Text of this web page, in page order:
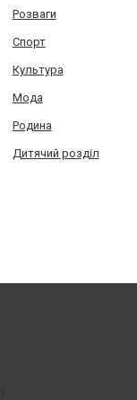
Розваги
Спорт
Культура
Мода
Родина
Дитячий розділ